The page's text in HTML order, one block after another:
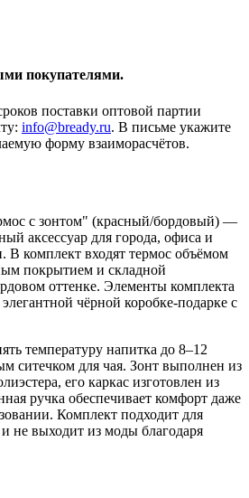
покупателями.
поставки оптовой партии
info@bready.ru. В письме укажите
форму взаиморасчётов.
с зонтом" (красный/бордовый) —
аксессуар для города, офиса и
В комплект входят термос объёмом
покрытием и складной
оттенке. Элементы комплекта
чёрной коробке-подарке с
температуру напитка до 8–12
ситечком для чая. Зонт выполнен из
его каркас изготовлен из
ручка обеспечивает комфорт даже
Комплект подходит для
не выходит из моды благодаря